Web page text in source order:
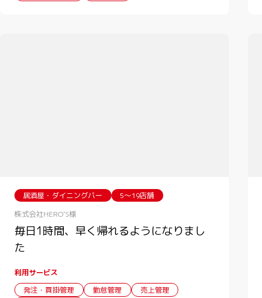
居酒屋・ダイニングバー
5〜19店舗
株式会社HERO'S様
毎日1時間、早く帰れるようになりまし
た
利用サービス
発注・買掛管理
勤怠管理
売上管理